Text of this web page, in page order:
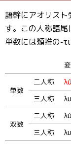
語幹にアオリス
す。この人称語
単数には類推の-
単数
二人称
三人称
双数
二人称
三人称